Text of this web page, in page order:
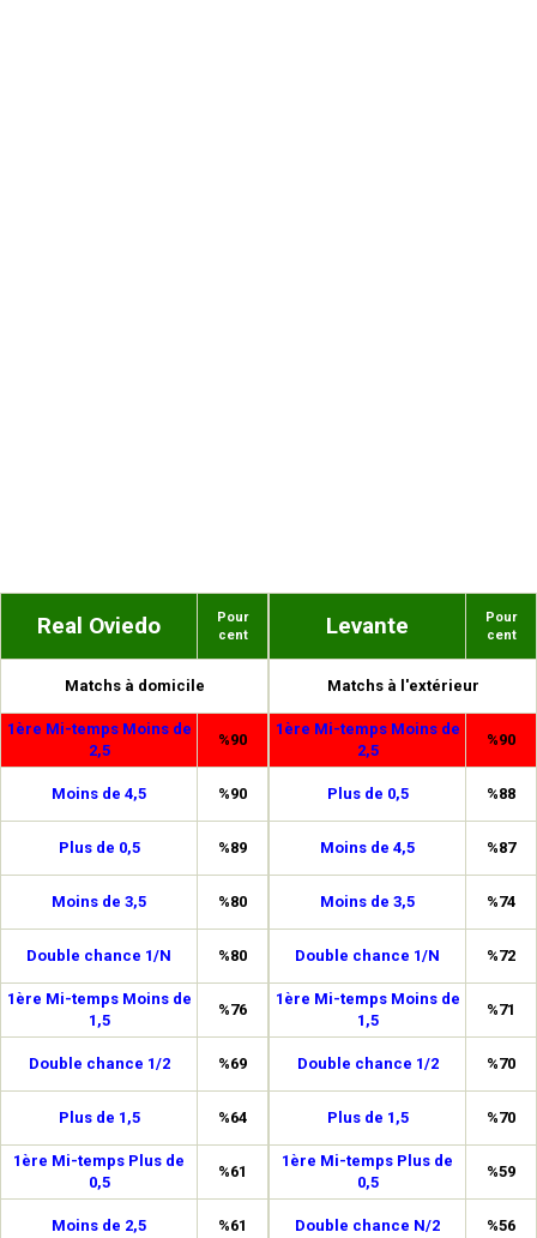
Real Oviedo
Pour
cent
Matchs à domicile
1ère Mi-temps Moins de
2,5
%90
Moins de 4,5 %90
Plus de 0,5 %89
Moins de 3,5 %80
Double chance 1/N %80
1ère Mi-temps Moins de
1,5
%76
Double chance 1/2 %69
Plus de 1,5 %64
1ère Mi-temps Plus de
0,5
%61
Moins de 2,5 %61
Levante
Pour
cent
Matchs à l'extérieur
1ère Mi-temps Moins de
2,5
%90
Plus de 0,5 %88
Moins de 4,5 %87
Moins de 3,5 %74
Double chance 1/N %72
1ère Mi-temps Moins de
1,5
%71
Double chance 1/2 %70
Plus de 1,5 %70
1ère Mi-temps Plus de
0,5
%59
Double chance N/2 %56